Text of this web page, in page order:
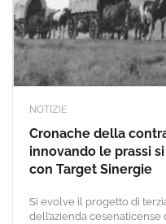
NOTIZIE
Cronache della
innovando le prassi
con Target Sinergie
Si evolve il progetto di
dell’azienda